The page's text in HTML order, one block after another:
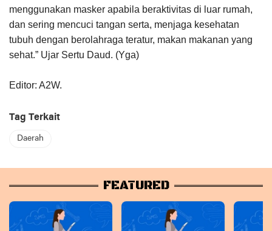
menggunakan masker apabila beraktivitas di luar rumah,
dan sering mencuci tangan serta, menjaga kesehatan
tubuh dengan berolahraga teratur, makan makanan yang
sehat.” Ujar Sertu Daud. (Yga)
Editor: A2W.
Tag Terkait
Daerah
FEATURED